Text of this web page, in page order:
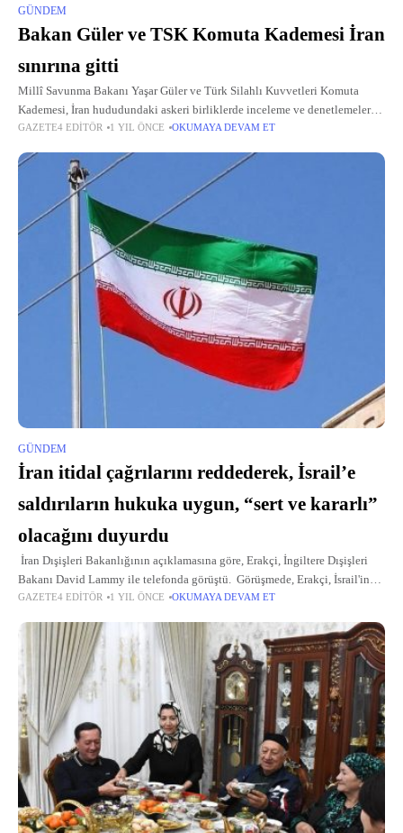
GÜNDEM
Bakan Güler ve TSK Komuta Kademesi İran
sınırına gitti
Millî Savunma Bakanı Yaşar Güler ve Türk Silahlı Kuvvetleri Komuta
Kademesi, İran hududundaki askeri birliklerde inceleme ve denetlemelerde
bulunmak üzere Van’a gitti.18/06/2025 11:25© TRT HABER Kaynak :
GAZETE4 EDITÖR 1 YIL ÖNCE OKUMAYA DEVAM ET
GÜNDEM
İran itidal çağrılarını reddederek, İsrail’e
saldırıların hukuka uygun, “sert ve kararlı”
olacağını duyurdu
İran Dışişleri Bakanlığının açıklamasına göre, Erakçi, İngiltere Dışişleri
Bakanı David Lammy ile telefonda görüştü. Görüşmede, Erakçi, İsrail'in
İran'ın ulusal egemenliğini ve toprak bütünlüğünü ihlal eden, nükleer
GAZETE4 EDITÖR 1 YIL ÖNCE OKUMAYA DEVAM ET